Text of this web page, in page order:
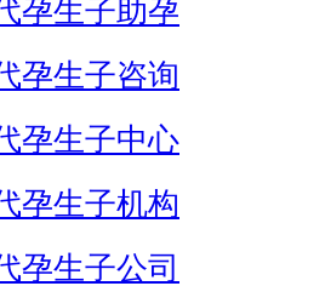
孕生子助孕
孕生子咨询
孕生子中心
孕生子机构
孕生子公司